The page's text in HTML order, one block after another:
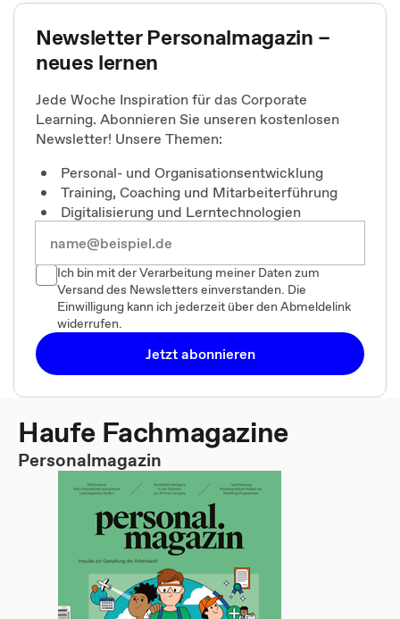
Newsletter Personalmagazin –
neues lernen
Jede Woche Inspiration für das Corporate
Learning. Abonnieren Sie unseren kostenlosen
Newsletter! Unsere Themen:
Personal- und Organisationsentwicklung
Training, Coaching und Mitarbeiterführung
Digitalisierung und Lerntechnologien
Ich bin mit der Verarbeitung meiner Daten zum
Versand des Newsletters einverstanden. Die
Einwilligung kann ich jederzeit über den Abmeldelink
widerrufen.
Jetzt abonnieren
Haufe Fachmagazine
Personalmagazin